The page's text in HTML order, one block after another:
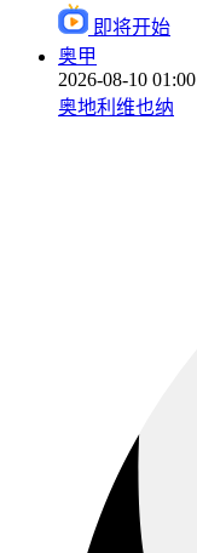
即将开始
奥甲
2026-08-10 01:00
奥地利维也纳